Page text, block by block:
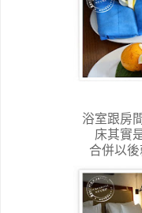
浴室跟房
床其實
合併以